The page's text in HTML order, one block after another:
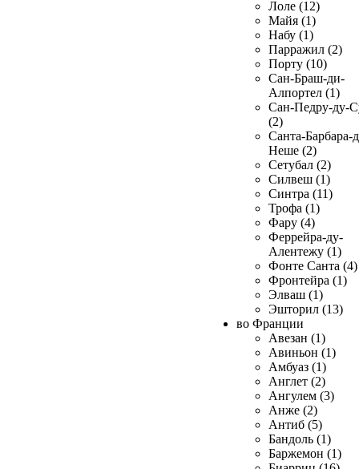
Лоле (12)
Майя (1)
Набу (1)
Парражил (2)
Порту (10)
Сан-Браш-ди-
Алпортел (1)
Сан-Педру-ду-
(2)
Санта-Барбара-
Неше (2)
Сетубал (2)
Силвеш (1)
Синтра (11)
Трофа (1)
Фару (4)
Феррейра-ду-
Алентежу (1)
Фонте Санта (4)
Фронтейра (1)
Элваш (1)
Эшторил (13)
во Франции
Авезан (1)
Авиньон (1)
Амбуаз (1)
Англет (2)
Ангулем (3)
Анже (2)
Антиб (5)
Бандоль (1)
Баржемон (1)